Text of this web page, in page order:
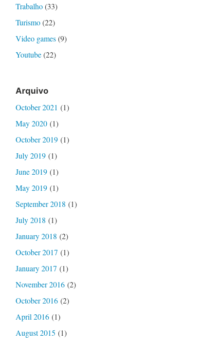
Trabalho(33)
Turismo(22)
Video games(9)
Youtube(22)
Arquivo
October 2021 (1)
May 2020(1)
October 2019(1)
July 2019(1)
June 2019(1)
May 2019(1)
September 2018 (1)
July 2018 (1)
January 2018 (2)
October 2017 (1)
January 2017 (1)
November 2016(2)
October 2016(2)
April 2016(1)
August 2015 (1)